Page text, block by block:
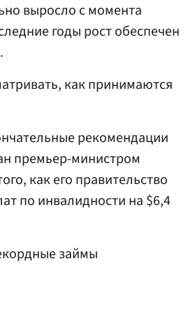
выросло с момента
годы рост обеспечен
как принимаются
рекомендации
премьер-министром
как его правительство
по инвалидности на $6,4
займы